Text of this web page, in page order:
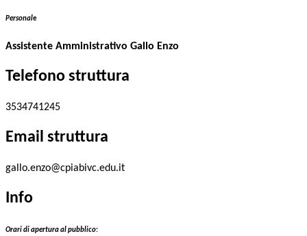
Personale
Assistente Amministrativo Gallo Enzo
Telefono struttura
3534741245
Email struttura
gallo.enzo@cpiabivc.edu.it
Info
Orari di apertura al pubblico: